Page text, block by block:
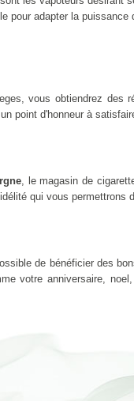
pour adapter la puissance
vous obtiendrez des
point d'honneur à
, le magasin de
qui vous
de bénéficier des
votre anniversaire,